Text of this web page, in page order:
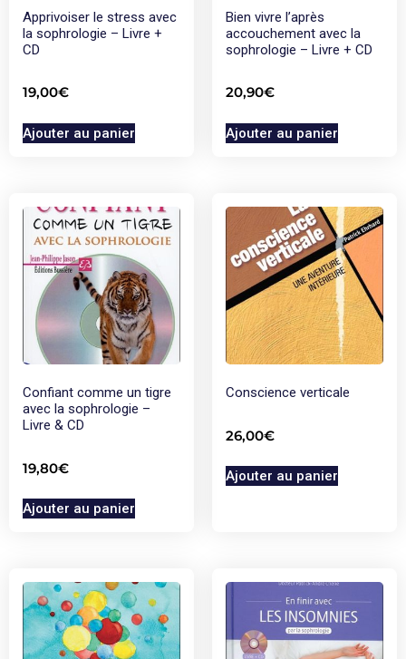
Apprivoiser le stress avec
la sophrologie – Livre +
CD
19,00€
Ajouter au panier
Bien vivre l’après
accouchement avec la
sophrologie – Livre + CD
20,90€
Ajouter au panier
Confiant comme un tigre
avec la sophrologie –
Livre & CD
19,80€
Ajouter au panier
Conscience verticale
26,00€
Ajouter au panier